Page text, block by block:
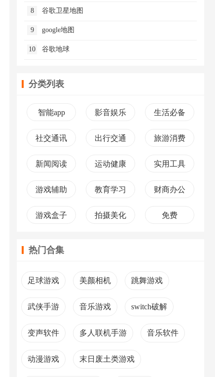
8 谷歌卫星地图
9 google地图
10 谷歌地球
分类列表
智能app 影音娱乐 生活必备
社交通讯 出行交通 旅游消费
新闻阅读 运动健康 实用工具
游戏辅助 教育学习 财商办公
游戏盒子 拍摄美化 免费
热门合集
足球游戏 美颜相机 跳舞游戏
武侠手游 音乐游戏 switch破解
变声软件 多人联机手游 音乐软件
动漫游戏 末日废土类游戏